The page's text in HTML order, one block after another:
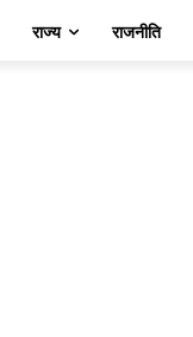
राज्य राजनीति